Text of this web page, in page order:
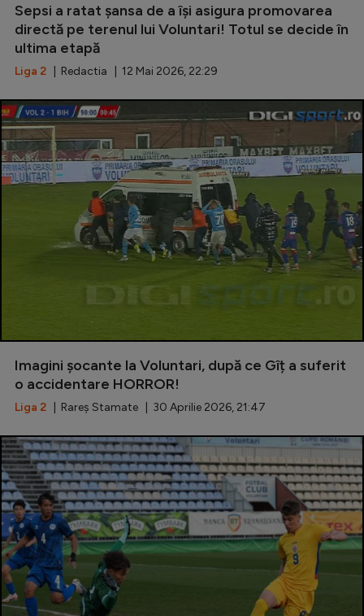
Sepsi a ratat șansa de a își asigura promovarea
directă pe terenul lui Voluntari! Totul se decide în
ultima etapă
Liga 2 | Redactia | 12 Mai 2026, 22:29
Imagini șocante la Voluntari, după ce Gîț a suferit
o accidentare HORROR!
Liga 2 | Rareș Stamate | 30 Aprilie 2026, 21:47